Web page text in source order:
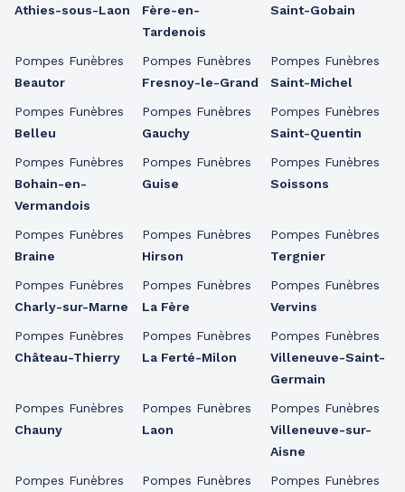
Athies-sous-Laon
Pompes Funèbres
Beautor
Pompes Funèbres
Belleu
Pompes Funèbres
Bohain-en-
Vermandois
Pompes Funèbres
Braine
Pompes Funèbres
Charly-sur-Marne
Pompes Funèbres
Château-Thierry
Pompes Funèbres
Chauny
Pompes Funèbres
Fère-en-
Tardenois
Pompes Funèbres
Fresnoy-le-Grand
Pompes Funèbres
Gauchy
Pompes Funèbres
Guise
Pompes Funèbres
Hirson
Pompes Funèbres
La Fère
Pompes Funèbres
La Ferté-Milon
Pompes Funèbres
Laon
Pompes Funèbres
Saint-Gobain
Pompes Funèbres
Saint-Michel
Pompes Funèbres
Saint-Quentin
Pompes Funèbres
Soissons
Pompes Funèbres
Tergnier
Pompes Funèbres
Vervins
Pompes Funèbres
Villeneuve-Saint-
Germain
Pompes Funèbres
Villeneuve-sur-
Aisne
Pompes Funèbres